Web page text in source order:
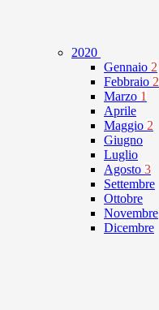
2020
Gennaio 2
Febbraio 2
Marzo 1
Aprile
Maggio 2
Giugno
Luglio
Agosto 3
Settembre
Ottobre
Novembre
Dicembre